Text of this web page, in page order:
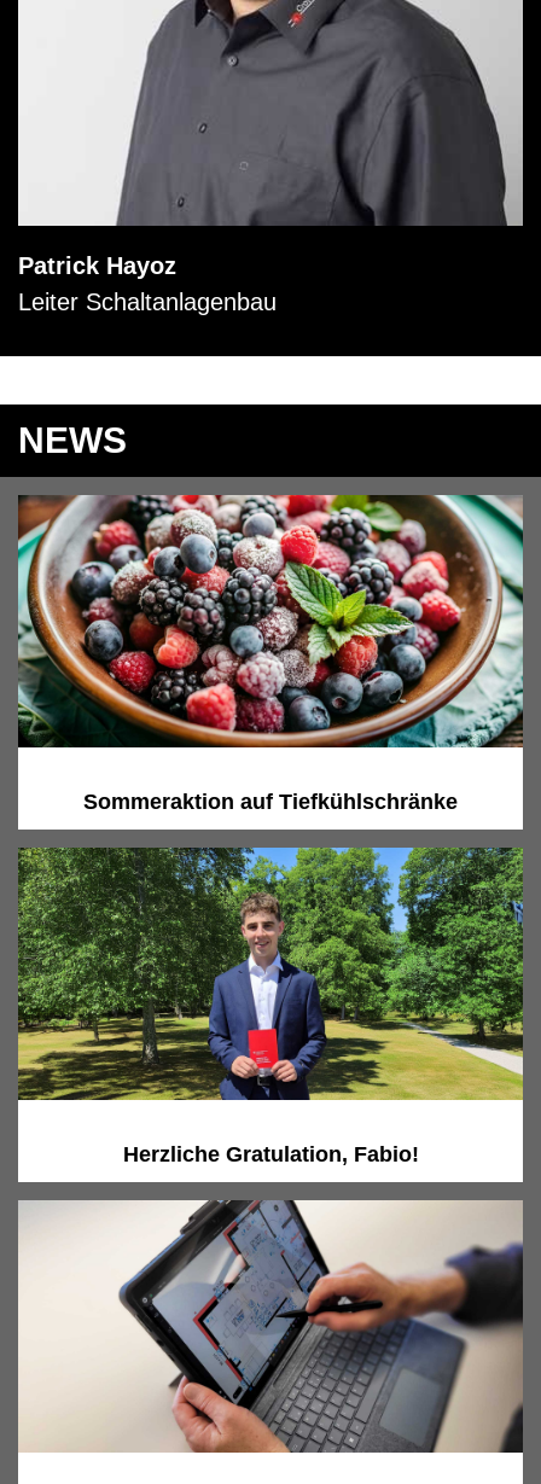
Patrick Hayoz
Leiter Schaltanlagenbau
NEWS
Sommeraktion auf Tiefkühlschränke
Herzliche Gratulation, Fabio!